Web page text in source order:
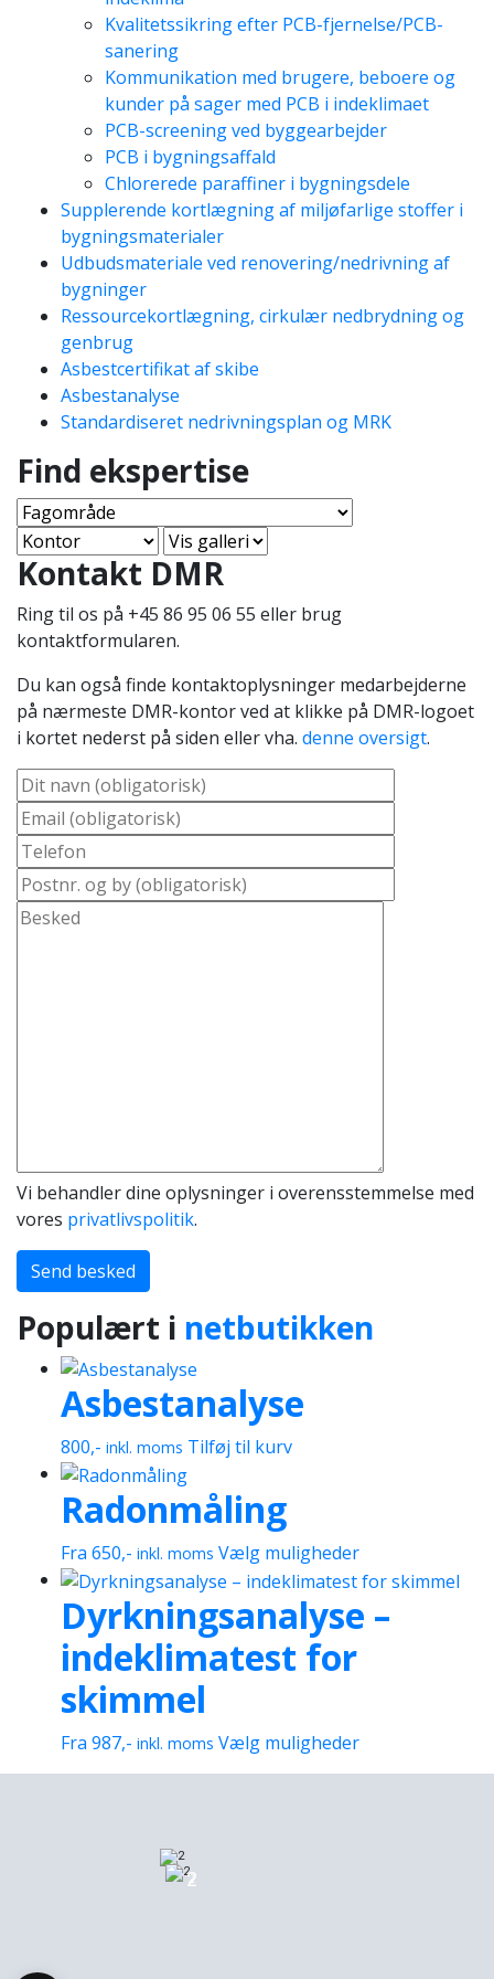
Kvalitetssikring efter PCB-fjernelse/PCB-
sanering
Kommunikation med brugere, beboere og
kunder på sager med PCB i indeklimaet
PCB-screening ved byggearbejder
PCB i bygningsaffald
Chlorerede paraffiner i bygningsdele
Supplerende kortlægning af miljøfarlige stoffer i
bygningsmaterialer
Udbudsmateriale ved renovering/nedrivning af
bygninger
Ressourcekortlægning, cirkulær nedbrydning og
genbrug
Asbestcertifikat af skibe
Asbestanalyse
Standardiseret nedrivningsplan og MRK
Find ekspertise
Kontakt DMR
Ring til os på +45 86 95 06 55 eller brug
kontaktformularen.
Du kan også finde kontaktoplysninger medarbejderne
på nærmeste DMR-kontor ved at klikke på DMR-logoet
i kortet nederst på siden eller vha. denne oversigt.
Vi behandler dine oplysninger i overensstemmelse med
vores privatlivspolitik.
Send besked
Populært i netbutikken
Asbestanalyse
800,- inkl. moms Tilføj til kurv
Radonmåling
Fra 650,- inkl. moms Vælg mulighederDette
vare
har
flere
vælges
Dyrkningsanalyse –
indeklimatest for
skimmel
Fra 987,- inkl. moms Vælg mulighederDette
vare
2
2